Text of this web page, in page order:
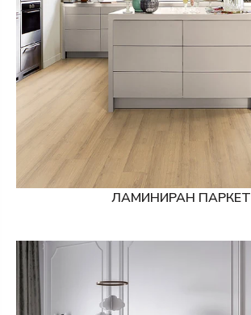
ЛАМИНИРАН ПАРКЕТ